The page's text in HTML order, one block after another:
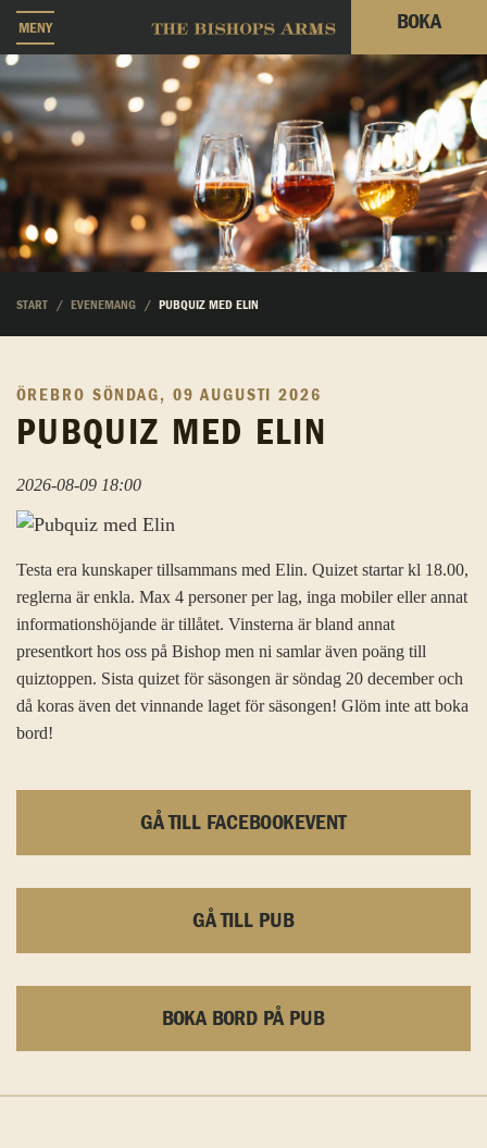
MENY BOKA
START EVENEMANG PUBQUIZ MED ELIN
ÖREBRO SÖNDAG, 09 AUGUSTI 2026
PUBQUIZ MED ELIN
2026-08-09 18:00
Testa era kunskaper tillsammans med Elin. Quizet startar kl 18.00,
reglerna är enkla. Max 4 personer per lag, inga mobiler eller annat
informationshöjande är tillåtet. Vinsterna är bland annat
presentkort hos oss på Bishop men ni samlar även poäng till
quiztoppen. Sista quizet för säsongen är söndag 20 december och
då koras även det vinnande laget för säsongen! Glöm inte att boka
bord!
GÅ TILL FACEBOOKEVENT
GÅ TILL PUB
BOKA BORD PÅ PUB